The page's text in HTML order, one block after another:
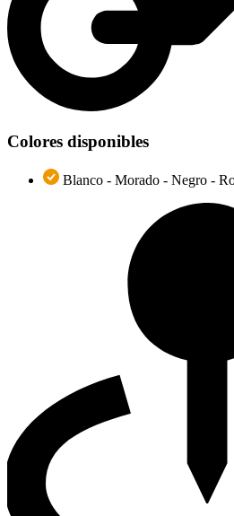
Colores disponibles
Blanco - Morado - Negro -